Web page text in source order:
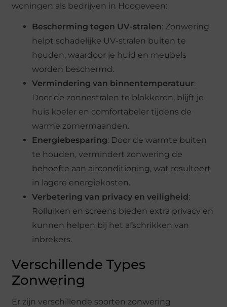
woningen als bedrijven in Hoogeveen:
Bescherming tegen UV-stralen: Zonwering
helpt schadelijke UV-stralen buiten te
houden, waardoor je huid en meubels
worden beschermd.
Vermindering van binnentemperatuur:
Door de zonnestralen te blokkeren, blijft je
huis koeler en comfortabeler tijdens de
warme zomermaanden.
Energiebesparing: Door de warmte buiten
te houden, vermindert zonwering de
behoefte aan airconditioning, wat resulteert
in lagere energiekosten.
Verbetering van privacy en veiligheid:
Rolluiken en screens bieden extra privacy en
kunnen helpen bij het afschrikken van
inbrekers.
Verschillende Types
Zonwering
Er zijn verschillende soorten zonwering